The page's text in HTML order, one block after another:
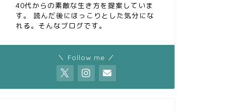
40代からの素敵な生き方を提案していま
す。 読んだ後にほっこりとした気分にな
れる。そんなブログです。
＼ Follow me ／